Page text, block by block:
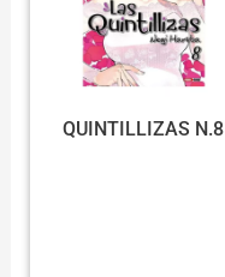
QUINTILLIZAS N.8